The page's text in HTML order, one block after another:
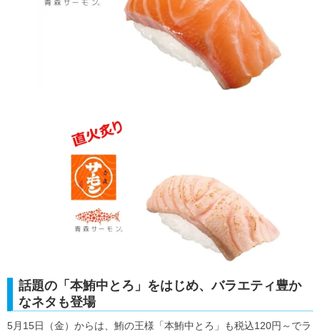
話題の「本鮪中とろ」をはじめ、バラエティ豊か
なネタも登場
5月15日（金）からは、鮪の王様「本鮪中とろ」も税込120円～でラ